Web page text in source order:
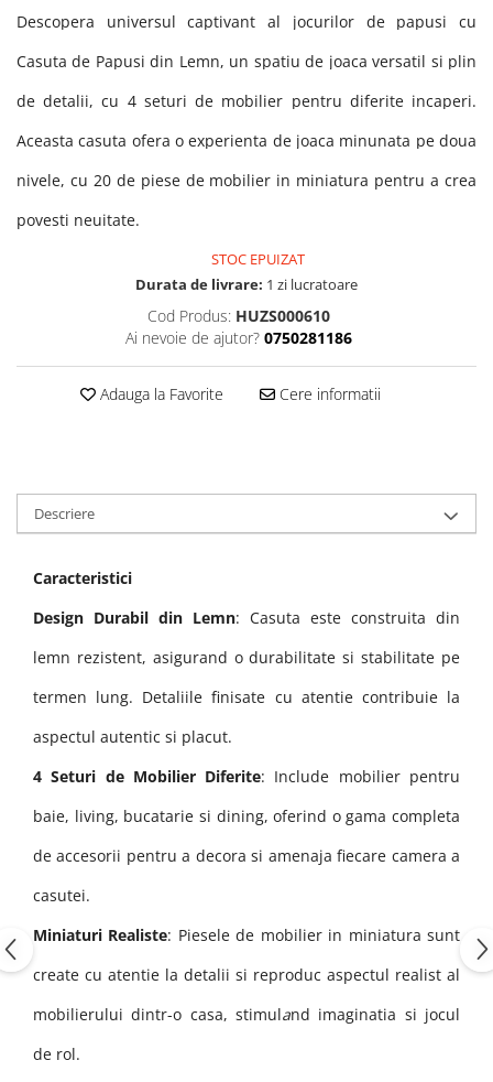
Descopera universul captivant al jocurilor de papusi cu
Casuta de Papusi din Lemn, un spatiu de joaca versatil si plin
de detalii, cu 4 seturi de mobilier pentru diferite incaperi.
Aceasta casuta ofera o experienta de joaca minunata pe doua
nivele, cu 20 de piese de mobilier in miniatura pentru a crea
povesti neuitate.
STOC EPUIZAT
Durata de livrare: 1 zi lucratoare
Cod Produs: HUZS000610
Ai nevoie de ajutor? 0750281186
Adauga la Favorite Cere informatii
Descriere
Caracteristici
Design Durabil din Lemn: Casuta este construita din
lemn rezistent, asigurand o durabilitate si stabilitate pe
termen lung. Detaliile finisate cu atentie contribuie la
aspectul autentic si placut.
4 Seturi de Mobilier Diferite: Include mobilier pentru
baie, living, bucatarie si dining, oferind o gama completa
de accesorii pentru a decora si amenaja fiecare camera a
casutei.
Miniaturi Realiste: Piesele de mobilier in miniatura sunt
create cu atentie la detalii si reproduc aspectul realist al
mobilierului dintr-o casa, stimuland imaginatia si jocul
de rol.